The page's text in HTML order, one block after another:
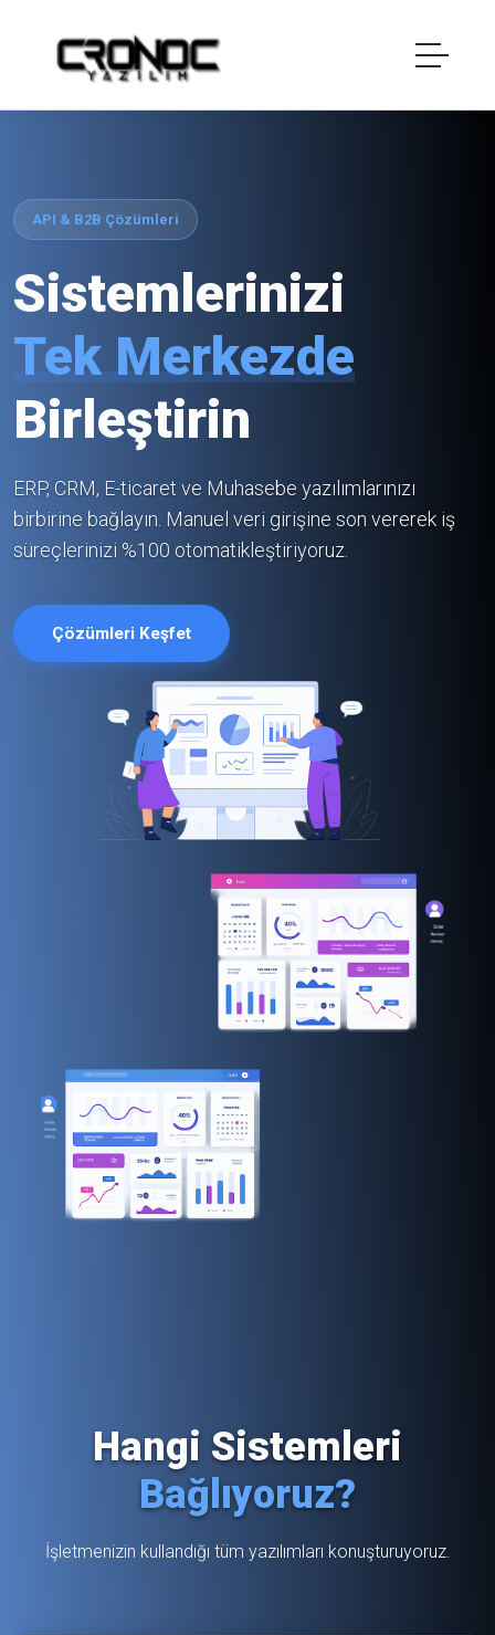
API & B2B Çözümleri
Sistemlerinizi
Tek Merkezde
Birleştirin
ERP, CRM, E-ticaret ve Muhasebe yazılımlarınızı
birbirine bağlayın. Manuel veri girişine son vererek iş
süreçlerinizi %100 otomatikleştiriyoruz.
Çözümleri Keşfet
Hangi Sistemleri
Bağlıyoruz?
İşletmenizin kullandığı tüm yazılımları konuşturuyoruz.